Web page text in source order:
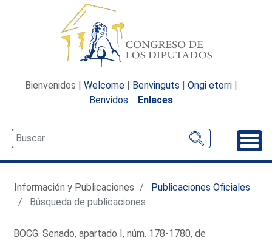
Bienvenidos | Welcome | Benvinguts | Ongi etorri |
Benvidos
Enlaces
Información y Publicaciones
Publicaciones Oficiales
Búsqueda de publicaciones
BOCG. Senado, apartado I, núm. 178-1780, de